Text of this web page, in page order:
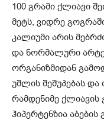
100 გრამი ქლიავი
მეტს, ვიდრე
კალიუმი არის
და ნორმალური
ორგანიზმიდან
უშლის შეშუპებას
რამდენიმე
ჰიპერტენზია აბების